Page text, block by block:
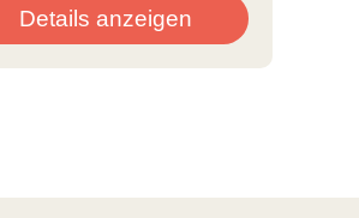
Details anzeigen